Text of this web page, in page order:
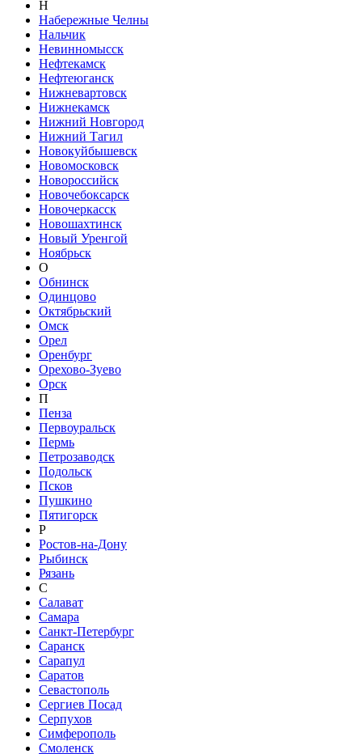
Н
Набережные Челны
Нальчик
Невинномысск
Нефтекамск
Нефтеюганск
Нижневартовск
Нижнекамск
Нижний Новгород
Нижний Тагил
Новокуйбышевск
Новомосковск
Новороссийск
Новочебоксарск
Новочеркасск
Новошахтинск
Новый Уренгой
Ноябрьск
О
Обнинск
Одинцово
Октябрьский
Омск
Орел
Оренбург
Орехово-Зуево
Орск
П
Пенза
Первоуральск
Пермь
Петрозаводск
Подольск
Псков
Пушкино
Пятигорск
Р
Ростов-на-Дону
Рыбинск
Рязань
С
Салават
Самара
Санкт-Петербург
Саранск
Сарапул
Саратов
Севастополь
Сергиев Посад
Серпухов
Симферополь
Смоленск